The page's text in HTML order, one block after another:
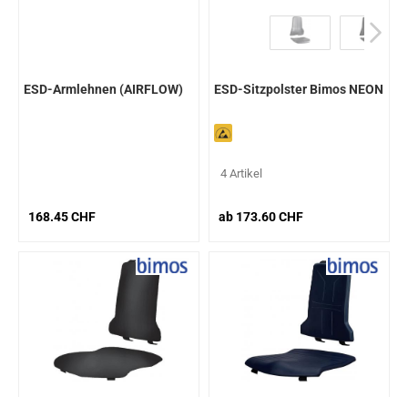
ESD-Armlehnen (AIRFLOW)
168.45 CHF
ESD-Sitzpolster Bimos NEON
4 Artikel
ab 173.60 CHF